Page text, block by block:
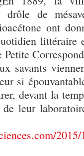
de
ont
littéraire
savants
si
devant la
leur